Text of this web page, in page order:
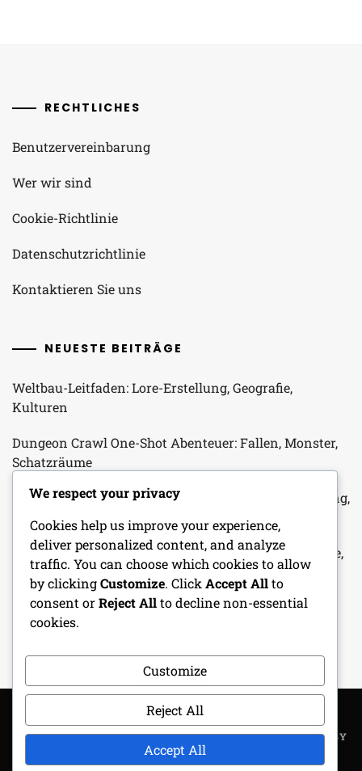
RECHTLICHES
Benutzervereinbarung
Wer wir sind
Cookie-Richtlinie
Datenschutzrichtlinie
Kontaktieren Sie uns
NEUESTE BEITRÄGE
Weltbau-Leitfaden: Lore-Erstellung, Geografie,
Kulturen
Dungeon Crawl One-Shot Abenteuer: Fallen, Monster,
Schatzräume
Krieger-Charakterblatt: Kampffähigkeiten, Ausrüstung,
Hintergrundgeschichte
Historisches One-Shot-Abenteuer: Antike Schauplätze,
Kulturelle Elemente, Echte Ereignisse
Nekromant Charakterblatt: Untotenbeherrschung,
Dunkle Zauber, Wissen
COPYRIGHT ALL RIGHTS RESERVED|THEME: METROGIST BY
UNITEDTHEME
We respect your privacy
Cookies help us improve your experience,
deliver personalized content, and analyze
traffic. You can choose which cookies to allow
by clickingCustomize. Click Accept Allto
consent orReject Allto decline non-essential
cookies.
Customize
Reject All
Accept All